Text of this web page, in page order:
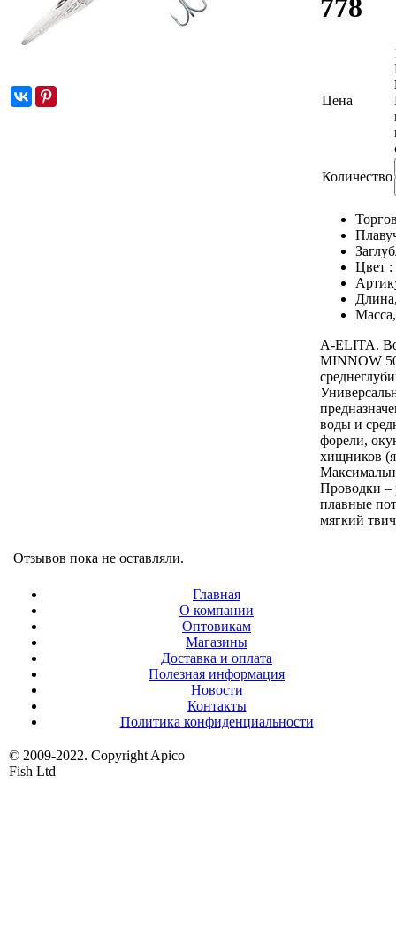
778
Цена
Количество
Цвет :
A-ELITA.
MINNOW
воды и
форели,
хищников
Проводки –
плавные
мягкий
Отзывов пока не оставляли.
Главная
О компании
Оптовикам
Магазины
Доставка и оплата
Полезная информация
Новости
Контакты
Политика конфиденциальности
© 2009-2022. Copyright Apico
Fish Ltd